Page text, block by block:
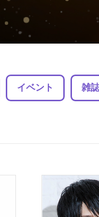
イベント 雑